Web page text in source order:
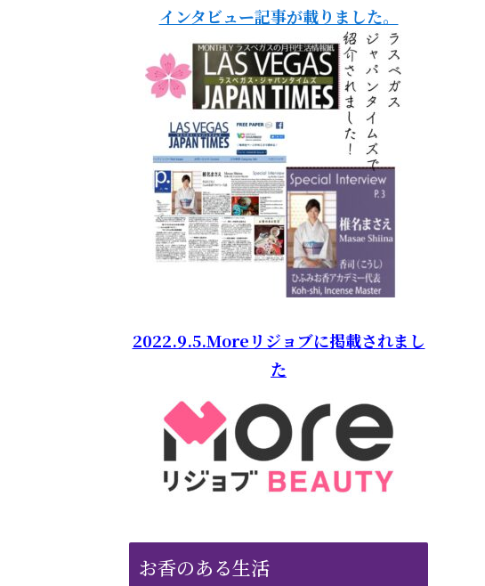
インタビュー記事が載りました。
2022.9.5.Moreリジョブに掲載されまし
た
お香のある生活